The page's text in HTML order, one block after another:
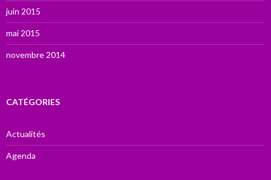
juin 2015
mai 2015
novembre 2014
CATÉGORIES
Actualités
Agenda